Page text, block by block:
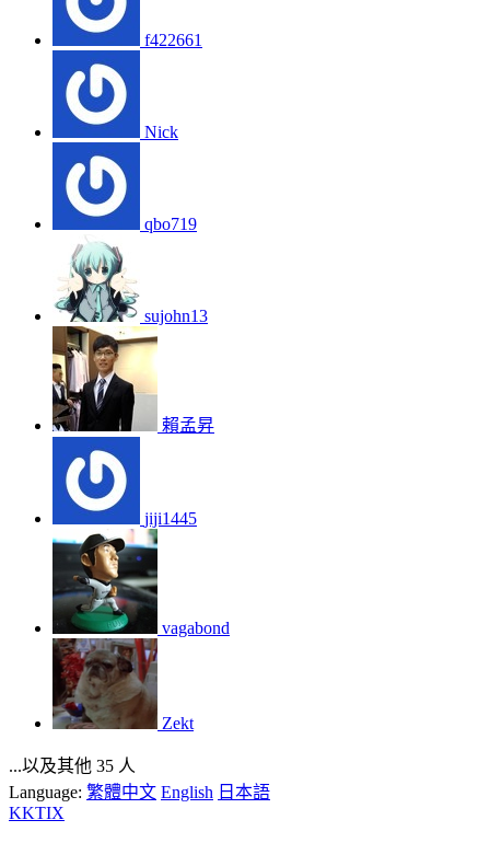
f422661
Nick
qbo719
sujohn13
賴孟昇
jiji1445
vagabond
Zekt
...以及其他 35 人
Language: 繁體中文 English 日本語
KKTIX